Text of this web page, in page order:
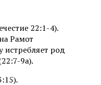
22:1-4).
Рамот
истребляет род
9а).